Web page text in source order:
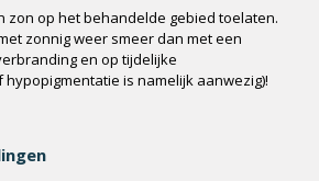
zon op het behandelde gebied toelaten.
zonnig weer smeer dan met een
en op tijdelijke
is namelijk aanwezig)!